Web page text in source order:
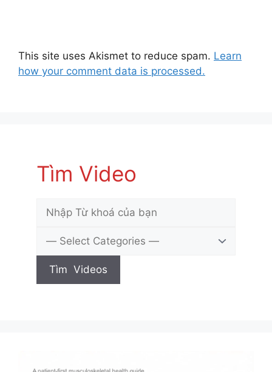
This site uses Akismet to reduce spam. Learn
how your comment data is processed.
Tìm Video